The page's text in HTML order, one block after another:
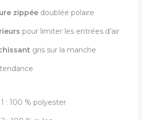
zippéedoublée polaire
pour limiter les entrées d’air
gris sur la manche
: 100 % polyester